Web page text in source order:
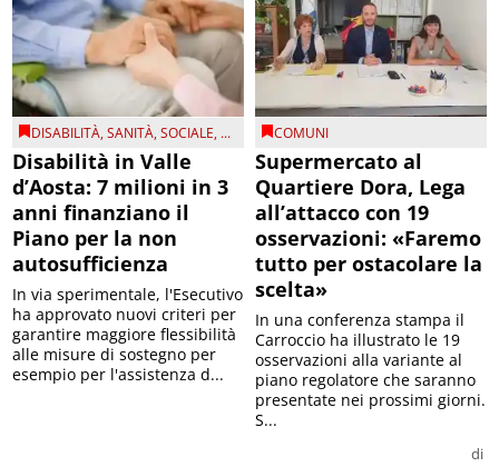
DISABILITÀ,SANITÀ,SOCIALE, ...
Disabilità in Valle
d’Aosta: 7 milioni in 3
anni finanziano il
Piano per la non
autosufficienza
In via sperimentale, l'Esecutivo
ha approvato nuovi criteri per
garantire maggiore flessibilità
alle misure di sostegno per
esempio per l'assistenza d...
COMUNI
Supermercato al
Quartiere Dora, Lega
all’attacco con 19
osservazioni: «Faremo
tutto per ostacolare la
scelta»
di
In una conferenza stampa il
Carroccio ha illustrato le 19
osservazioni alla variante al
piano regolatore che saranno
presentate nei prossimi giorni.
S...